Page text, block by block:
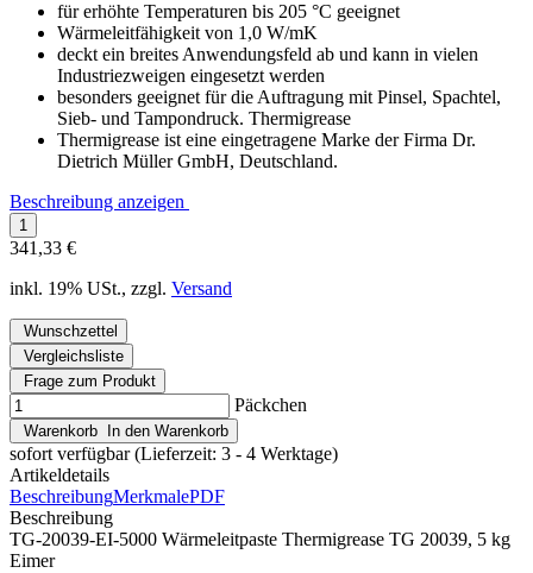
für erhöhte Temperaturen bis 205 °C geeignet
Wärmeleitfähigkeit von 1,0 W/mK
deckt ein breites Anwendungsfeld ab und kann in vielen
Industriezweigen eingesetzt werden
besonders geeignet für die Auftragung mit Pinsel, Spachtel,
Sieb- und Tampondruck. Thermigrease
Thermigrease ist eine eingetragene Marke der Firma Dr.
Dietrich Müller GmbH, Deutschland.
Beschreibung anzeigen
341,33 €
inkl. 19% USt., zzgl. Versand
Wunschzettel
Vergleichsliste
Frage zum Produkt
Päckchen
Warenkorb In den Warenkorb
sofort verfügbar (Lieferzeit: 3 - 4 Werktage)
Artikeldetails
BeschreibungMerkmalePDF
Beschreibung
TG-20039-EI-5000 Wärmeleitpaste Thermigrease TG 20039, 5 kg
Eimer